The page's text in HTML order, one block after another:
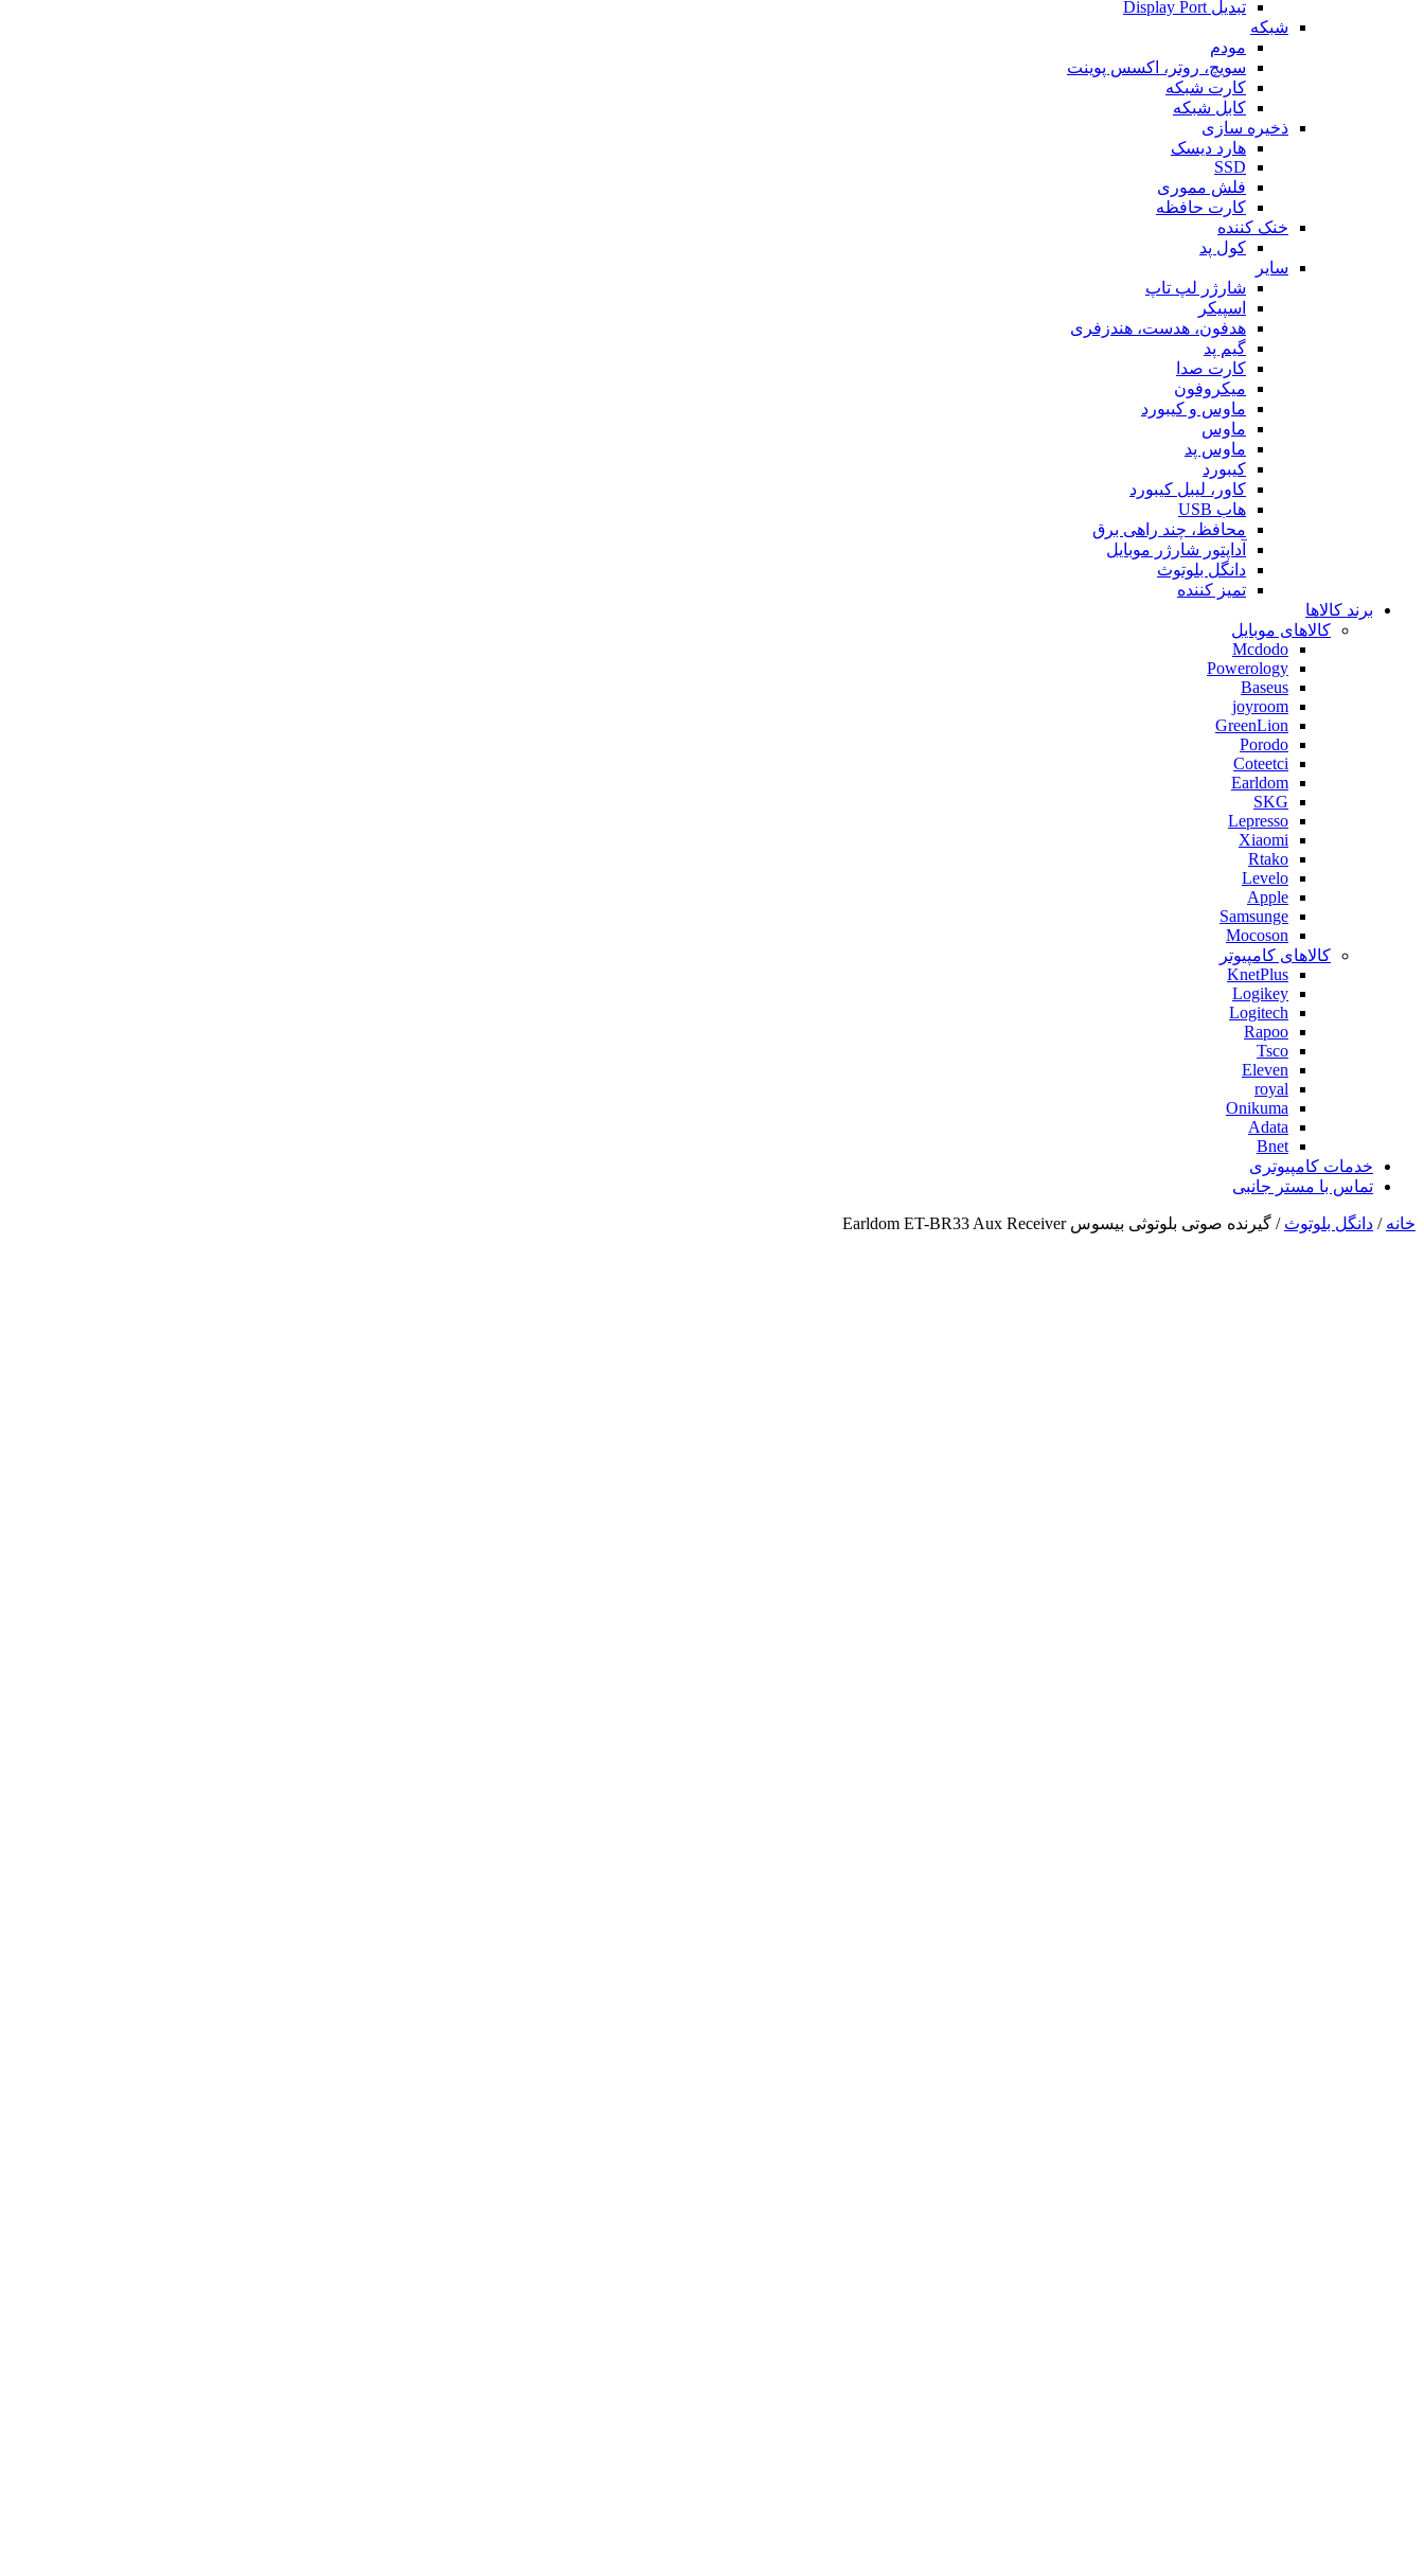
تبدیل Display Port
شبکه
مودم
سویچ، روتر، اکسس پوینت
کارت شبکه
کابل شبکه
ذخیره سازی
هارد دیسک
SSD
فلش مموری
کارت حافظه
خنک کننده
کول پد
سایر
شارژر لپ تاپ
اسپیکر
هدفون، هدست، هندزفری
گیم پد
کارت صدا
میکروفون
ماوس و کیبورد
ماوس
ماوس پد
کیبورد
کاور، لیبل کیبورد
هاب USB
محافظ، چند راهی برق
آداپتور شارژر موبایل
دانگل بلوتوث
تمیز کننده
برند کالاها
کالاهای موبایل
Mcdodo
Powerology
Baseus
joyroom
GreenLion
Porodo
Coteetci
Earldom
SKG
Lepresso
Xiaomi
Rtako
Levelo
Apple
Samsunge
Mocoson
کالاهای کامپیوتر
KnetPlus
Logikey
Logitech
Rapoo
Tsco
Eleven
royal
Onikuma
Adata
Bnet
خدمات کامپیوتری
تماس با مستر جانبی
خانه / دانگل بلوتوث / گیرنده صوتی بلوتوثی بیسوس Earldom ET-BR33 Aux Receiver